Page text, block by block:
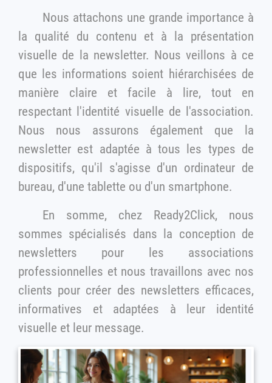
Nous attachons une grande importance à
la qualité du contenu et à la présentation
visuelle de la newsletter. Nous veillons à ce
que les informations soient hiérarchisées de
manière claire et facile à lire, tout en
respectant l'identité visuelle de l'association.
Nous nous assurons également que la
newsletter est adaptée à tous les types de
dispositifs, qu'il s'agisse d'un ordinateur de
bureau, d'une tablette ou d'un smartphone.
En somme, chez Ready2Click, nous
sommes spécialisés dans la conception de
newsletters pour les associations
professionnelles et nous travaillons avec nos
clients pour créer des newsletters efficaces,
informatives et adaptées à leur identité
visuelle et leur message.